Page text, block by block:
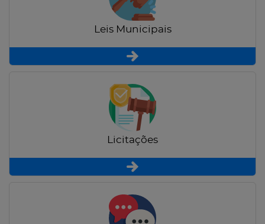
Leis Municipais
Licitações